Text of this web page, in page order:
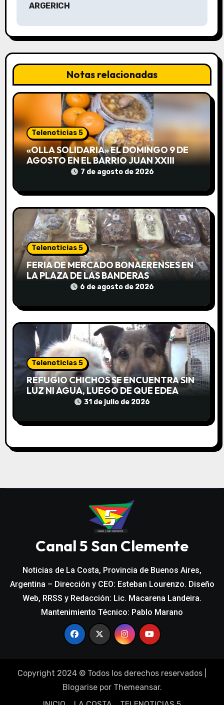
a
c
ó
n
d
e
n
r
a
a
s
ARGERICH
Notas relacionadas
Telenoticias 5
«OLLA SOLIDARIA» EL DOMINGO 9 DE
AGOSTO EN EL BARRIO JUAN XXIII
DESDE LAS 13 HS7 de agosto de 2026
Telenoticias 5
FERIA DE MERCADO BONAERENSES EN
LA PLAZA DE LAS BANDERAS
6 de agosto de 2026
Telenoticias 5
REFUGIO CHICHOS SE ENCUENTRA SIN
LUZ NI AGUA, LUEGO DE QUE EDEA
CORTARA EL SUMINISTRO SIN AVISO
31 de julio de 2026
Canal 5 San Clemente
Noticias de La Costa, Provincia de Buenos Aires,
Argentina – Dirección y CEO: Esteban Lourenzo. Diseño
Web, RRSS y Redacción: Lic. Macarena Landeira.
Mantenimiento Técnico: Pablo Marano
Copyright 2024 © Todos los derechos reservados
Blogarisepor Themeansar.